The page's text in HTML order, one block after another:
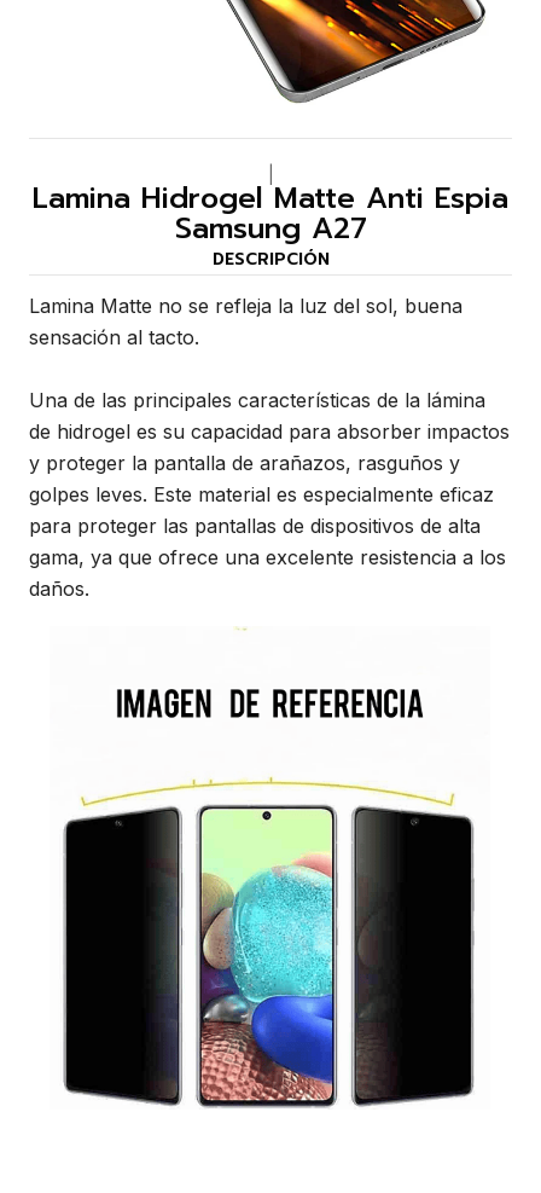
Lamina Hidrogel Matte Anti Espia
Samsung A27
DESCRIPCIÓN
Lamina Matte no se refleja la luz del sol, buena
sensación al tacto.
Una de las principales características de la lámina
de hidrogel es su capacidad para absorber impactos
y proteger la pantalla de arañazos, rasguños y
golpes leves. Este material es especialmente eficaz
para proteger las pantallas de dispositivos de alta
gama, ya que ofrece una excelente resistencia a los
daños.